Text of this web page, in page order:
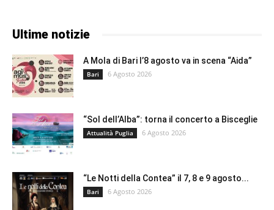
Ultime notizie
A Mola di Bari l’8 agosto va in scena “Aida”
Bari 6 Agosto 2026
“Sol dell’Alba”: torna il concerto a Bisceglie
Attualità Puglia 6 Agosto 2026
“Le Notti della Contea” il 7, 8 e 9 agosto...
Bari 6 Agosto 2026